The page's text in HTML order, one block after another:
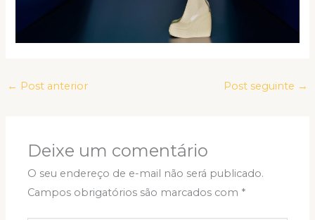
← Post anterior Post seguinte →
Deixe um comentário
O seu endereço de e-mail não será publicado.
Campos obrigatórios são marcados com *